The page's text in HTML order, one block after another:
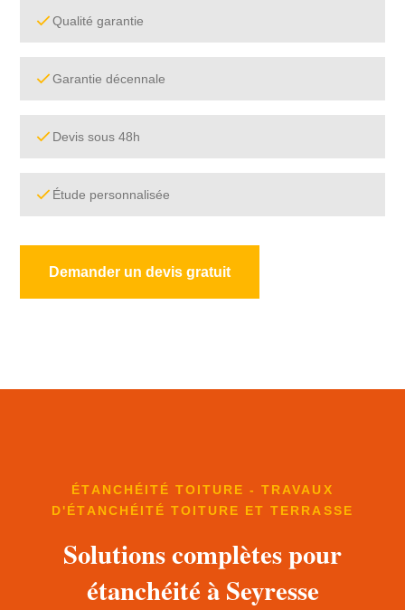
Qualité garantie
Garantie décennale
Devis sous 48h
Étude personnalisée
Demander un devis gratuit
ÉTANCHÉITÉ TOITURE - TRAVAUX
D'ÉTANCHÉITÉ TOITURE ET TERRASSE
Solutions complètes pour
étanchéité à Seyresse